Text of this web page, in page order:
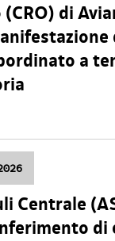
di
a
Centrale